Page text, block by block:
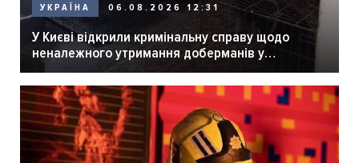
УКРАЇНА 06.08.2026 12:31
У Києві відкрили кримінальну справу щодо
неналежного утримання доберманів у
розпліднику